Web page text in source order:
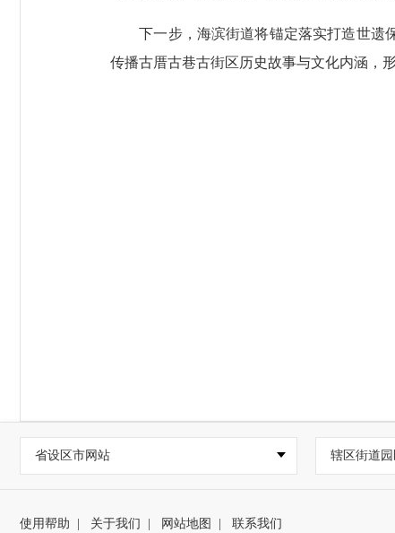
下一步，海滨街道将锚定落实打造世遗保
传播古厝古巷古街区历史故事与文化内涵，
省设区市网站 辖区街道
使用帮助 | 关于我们 | 网站地图 | 联系我们